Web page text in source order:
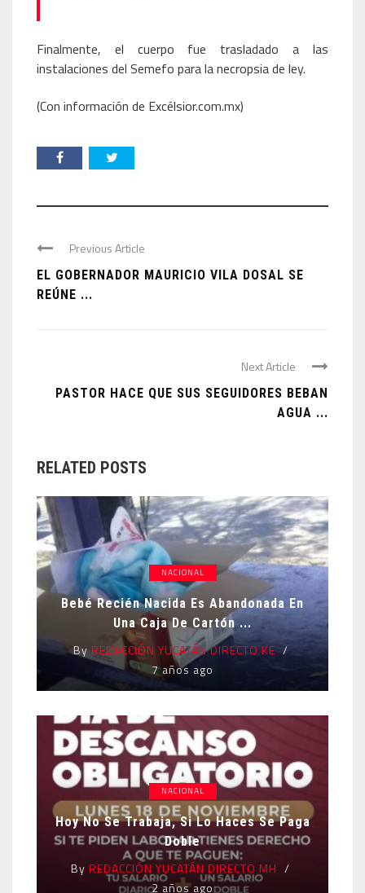
Finalmente, el cuerpo fue trasladado a las
instalaciones del Semefo para la necropsia de ley.
(Con información de Excélsior.com.mx)
Previous Article
EL GOBERNADOR MAURICIO VILA DOSAL SE
REÚNE ...
Next Article
PASTOR HACE QUE SUS SEGUIDORES BEBAN
AGUA ...
RELATED POSTS
NACIONAL
Bebé Recién Nacida Es Abandonada En
Una Caja De Cartón ...
By REDACCIÓN YUCATÁN DIRECTO KE
7 años ago
NACIONAL
Hoy No Se Trabaja, Si Lo Haces Se Paga
Doble
By REDACCIÓN YUCATÁN DIRECTO MH
2 años ago